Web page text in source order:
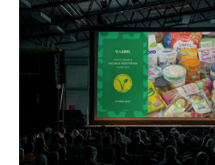
Zprávy
Tiskové materiály